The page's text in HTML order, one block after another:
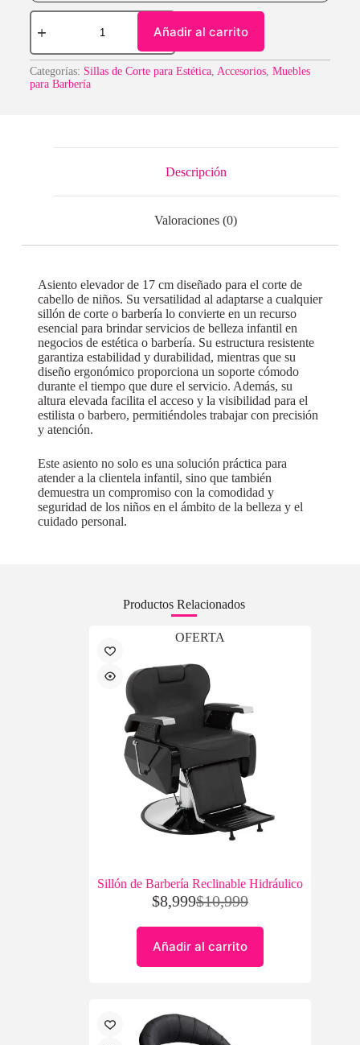
Añadir al carrito
Categorías: Sillas de Corte para Estética, Accesorios, Muebles
para Barbería
Descripción
Valoraciones (0)
Asiento elevador de 17 cm diseñado para el corte de
cabello de niños. Su versatilidad al adaptarse a cualquier
sillón de corte o barbería lo convierte en un recurso
esencial para brindar servicios de belleza infantil en
negocios de estética o barbería. Su estructura resistente
garantiza estabilidad y durabilidad, mientras que su
diseño ergonómico proporciona un soporte cómodo
durante el tiempo que dure el servicio. Además, su
altura elevada facilita el acceso y la visibilidad para el
estilista o barbero, permitiéndoles trabajar con precisión
y atención.
Este asiento no solo es una solución práctica para
atender a la clientela infantil, sino que también
demuestra un compromiso con la comodidad y
seguridad de los niños en el ámbito de la belleza y el
cuidado personal.
Productos Relacionados
OFERTA
Sillón de Barbería Reclinable Hidráulico
$10,999
$8,999
Añadir al carrito